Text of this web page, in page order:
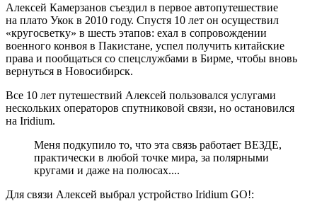
Алексей Камерзанов съездил в первое автопутешествие
на плато Укок в 2010 году. Спустя 10 лет он осуществил
«кругосветку» в шесть этапов: ехал в сопровождении
военного конвоя в Пакистане, успел получить китайские
права и пообщаться со спецслужбами в Бирме, чтобы вновь
вернуться в Новосибирск.
Все 10 лет путешествий Алексей пользовался услугами
нескольких операторов спутниковой связи, но остановился
на Iridium.
Меня подкупило то, что эта связь работает ВЕЗДЕ,
практически в любой точке мира, за полярными
кругами и даже на полюсах....
Для связи Алексей выбрал устройство Iridium GO!: